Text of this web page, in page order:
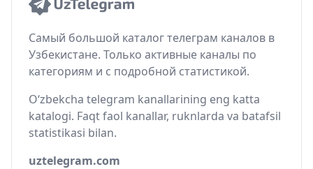
Самый большой каталог телеграм каналов в
Узбекистане. Только активные каналы по
категориям и с подробной статистикой.
O‘zbekcha telegram kanallarining eng katta
katalogi. Faqt faol kanallar, ruknlarda va batafsil
statistikasi bilan.
uztelegram.com